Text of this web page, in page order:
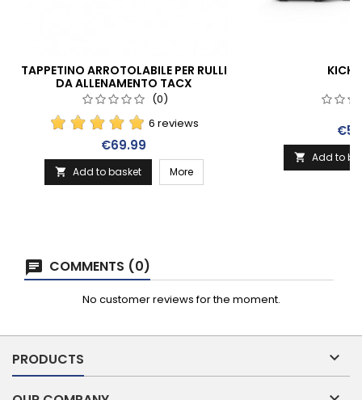
TAPPETINO ARROTOLABILE PER RULLI
DA ALLENAMENTO TACX
(0)
6 reviews
Price
€69.99
 Add to basket More
 Add to
COMMENTS (0)
No customer reviews for the moment.
PRODUCTS 